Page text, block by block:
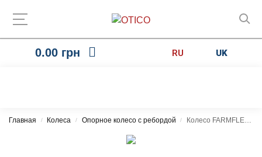
0.00 грн RU UK
Главная / Колеса / Опорное колесо с ребордой / Колесо FARMFLEX 011471.03 400×115